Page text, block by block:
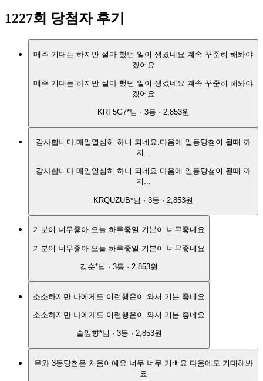
1227회 당첨자 후기
매주 기대는 하지만 설마 했던 일이 생겼네요 계속 꾸준히 해봐야
겠어요
매주 기대는 하지만 설마 했던 일이 생겼네요 계속 꾸준히 해봐야
겠어요
KRF5G7*님 · 3등 · 2,853원
감사합니다.매일열심히 하니 되네요.다음에 일등당첨이 될때 까
지...
감사합니다.매일열심히 하니 되네요.다음에 일등당첨이 될때 까
지...
KRQUZUB*님 · 3등 · 2,853원
기분이 너무좋아 오늘 하루좋일 기분이 너무좋네요
기분이 너무좋아 오늘 하루좋일 기분이 너무좋네요
김순*님 · 3등 · 2,853원
소소하지만 나에게도 이런행운이 와서 기분 좋네요
소소하지만 나에게도 이런행운이 와서 기분 좋네요
솔잎향*님 · 3등 · 2,853원
우와 3등당첨은 처음이예요 너무 너무 기뻐요 다음에도 기대해봐
요